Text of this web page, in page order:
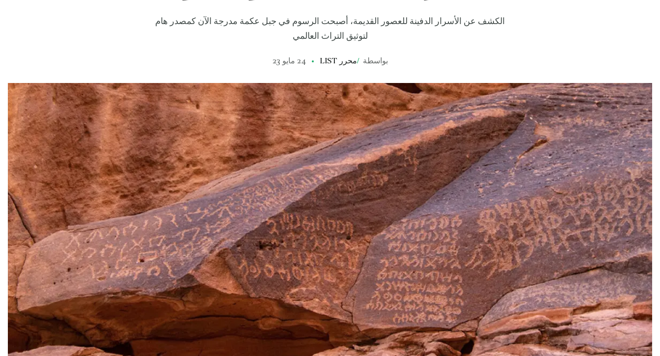
الكشف عن الأسرار الدفينة للعصور القديمة، أصبحت الرسوم في جبل عكمة مدرجة الآن كمصدر هام
لتوثيق التراث العالمي
بواسطة /محرر LIST 24 مايو 23